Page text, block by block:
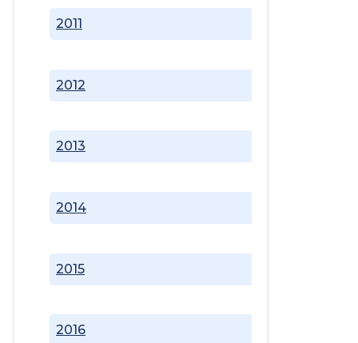
2011
2012
2013
2014
2015
2016